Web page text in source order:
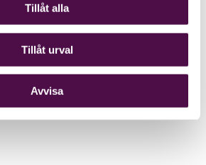
Tillåt alla
Tillåt urval
Avvisa